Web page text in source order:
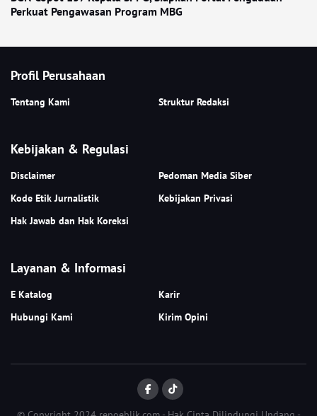
Perkuat Pengawasan Program MBG
Profil Perusahaan
Tentang Kami Struktur Redaksi
Kebijakan & Regulasi
Disclaimer
Pedoman Media Siber
Kode Etik Jurnalistik
Kebijakan Privasi
Hak Jawab dan Hak Koreksi
Layanan & Informasi
E Katalog
Karir
Hubungi Kami
Kirim Opini